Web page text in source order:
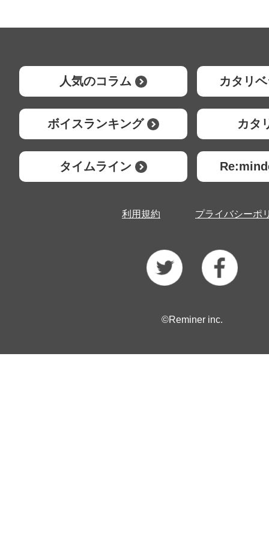
人気のコラム カタリ
ボイスランキング カタ
タイムライン
利用規約 プライバシーポ
©Reminer inc.